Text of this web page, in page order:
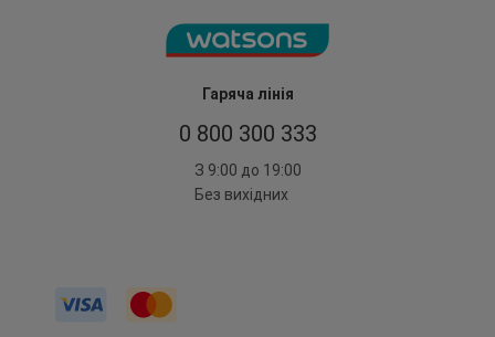
Гаряча лінія
0 800 300 333
З 9:00 до 19:00
Без вихідних